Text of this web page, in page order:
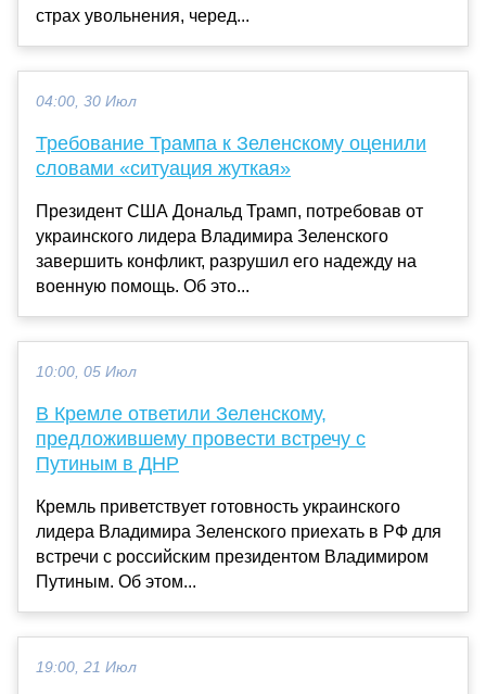
страх увольнения, черед...
04:00, 30 Июл
Требование Трампа к Зеленскому оценили
словами «ситуация жуткая»
Президент США Дональд Трамп, потребовав от
украинского лидера Владимира Зеленского
завершить конфликт, разрушил его надежду на
военную помощь. Об это...
10:00, 05 Июл
В Кремле ответили Зеленскому,
предложившему провести встречу с
Путиным в ДНР
Кремль приветствует готовность украинского
лидера Владимира Зеленского приехать в РФ для
встречи с российским президентом Владимиром
Путиным. Об этом...
19:00, 21 Июл